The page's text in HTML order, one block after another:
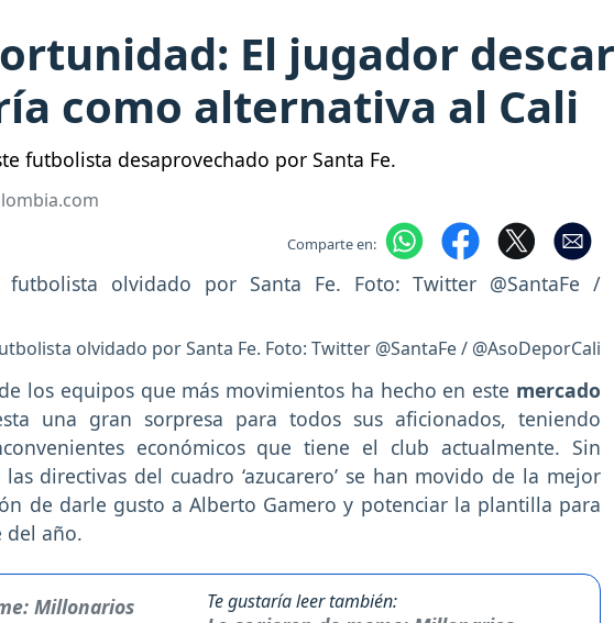
El jugador
como alternativa al Cali
futbolista desaprovechado por Santa Fe.
Comparte en:
olvidado por Santa Fe. Foto: Twitter @SantaFe / @AsoDeporCali
los equipos que más movimientos ha hecho en este mercado
una gran sorpresa para todos sus aficionados, teniendo
económicos que tiene el club actualmente. Sin
directivas del cuadro ‘azucarero’ se han movido de la mejor
de darle gusto a Alberto Gamero y potenciar la plantilla para
del año.
Te gustaría leer también: